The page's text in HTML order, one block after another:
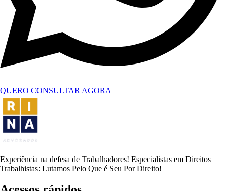
QUERO CONSULTAR AGORA
Experiência na defesa de Trabalhadores! Especialistas em Direitos
Trabalhistas: Lutamos Pelo Que é Seu Por Direito!